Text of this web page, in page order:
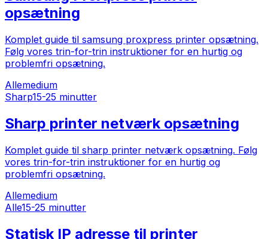
opsætning
Komplet guide til samsung proxpress printer opsætning.
Følg vores trin-for-trin instruktioner for en hurtig og
problemfri opsætning.
Allemedium
Sharp15-25 minutter
Sharp printer netværk opsætning
Komplet guide til sharp printer netværk opsætning. Følg
vores trin-for-trin instruktioner for en hurtig og
problemfri opsætning.
Allemedium
Alle15-25 minutter
Statisk IP adresse til printer